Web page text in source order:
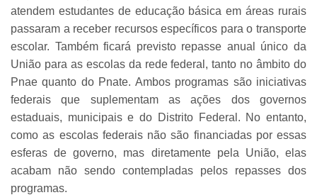
atendem estudantes de educação básica em áreas rurais
passaram a receber recursos específicos para o transporte
escolar. Também ficará previsto repasse anual único da
União para as escolas da rede federal, tanto no âmbito do
Pnae quanto do Pnate. Ambos programas são iniciativas
federais que suplementam as ações dos governos
estaduais, municipais e do Distrito Federal. No entanto,
como as escolas federais não são financiadas por essas
esferas de governo, mas diretamente pela União, elas
acabam não sendo contempladas pelos repasses dos
programas.